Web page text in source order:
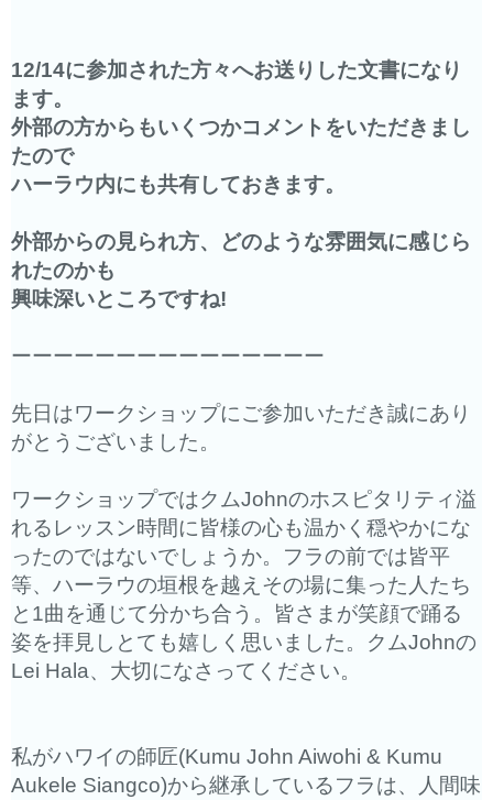
12/14に参加された方々へお送りした文書になり
ます。
外部の方からもいくつかコメントをいただきまし
たので
ハーラウ内にも共有しておきます。
外部からの見られ方、どのような雰囲気に感じら
れたのかも
興味深いところですね!
ーーーーーーーーーーーーーーー
先日はワークショップにご参加いただき誠にあり
がとうございました。
ワークショップではクムJohnのホスピタリティ溢
れるレッスン時間に皆様の心も温かく穏やかにな
ったのではないでしょうか。 フラの前では皆平
等、 ハーラウの垣根を越えその場に集った人たち
と1曲を通じて分かち合う。皆さまが笑顔で踊る
姿を拝見しとても嬉しく思いました。クムJohnの
Lei Hala、大切になさってください。
私がハワイの師匠(Kumu John Aiwohi & Kumu
Aukele Siangco)から継承しているフラは、
人間味